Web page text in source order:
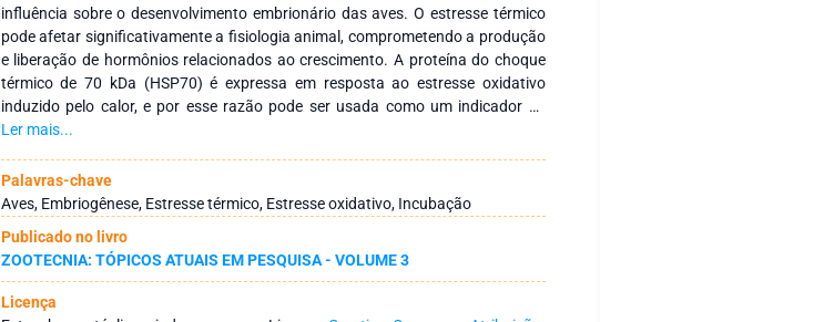
influência sobre o desenvolvimento embrionário das aves. O estresse térmico
pode afetar significativamente a fisiologia animal, comprometendo a produção
e liberação de hormônios relacionados ao crescimento. A proteína do choque
térmico de 70 kDa (HSP70) é expressa em resposta ao estresse oxidativo
induzido pelo calor, e por esse razão pode ser usada como um indicador de
estresse térmico. Diante disso, este estudo teve como objetivo avaliar os efeitos
nascimento, porcentagem de saco vitelínico residual, peso relativo de órgãos e
a expressão dos genes receptor do hormônio do crescimento (GHR), fator de
crescimento semelhante à insulina tipo 1 (IGF1) e proteína do choque térmico
de 70 kDa (HSP70) em embriões de codorna aos 16 e 18 dias de
desenvolvimento e pintainhos aos 15 dias de vida. Para isso, foram utilizados
200 ovos de codornas (Coturnix coturnix japonica) incubados em duas
temperaturas diferentes: 37,5°C (controle – CTL, n = 100) e 38,5°C (alta
Ler mais...
Palavras-chave
Aves, Embriogênese, Estresse térmico, Estresse oxidativo, Incubação
Publicado no livro
ZOOTECNIA: TÓPICOS ATUAIS EM PESQUISA - VOLUME 3
Licença